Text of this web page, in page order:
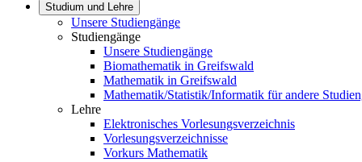
Studium und Lehre
Unsere Studiengänge
Studiengänge
Unsere Studiengänge
Biomathematik in Greifswald
Mathematik in Greifswald
Mathematik/Statistik/Informatik für andere
Lehre
Elektronisches Vorlesungsverzeichnis
Vorlesungsverzeichnisse
Vorkurs Mathematik